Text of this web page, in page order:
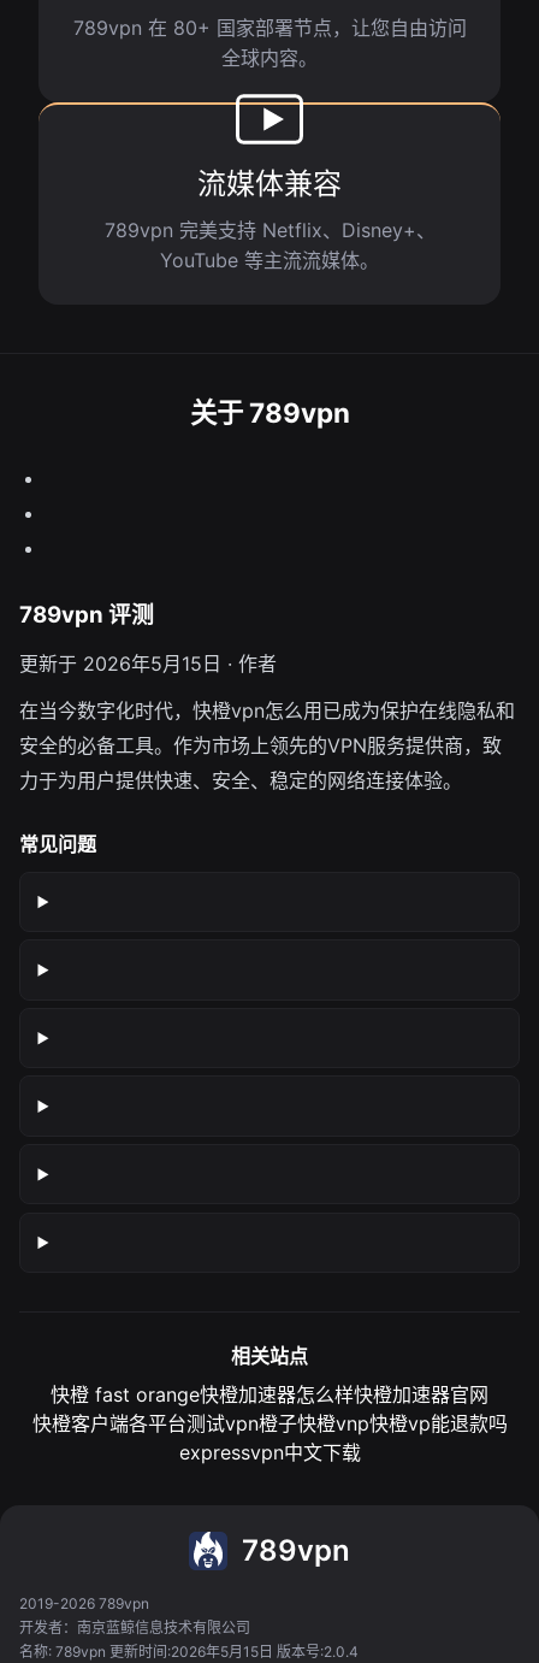
789vpn 在 80+ 国家部署节点，让您自由访问
全球内容。
流媒体兼容
789vpn 完美支持 Netflix、Disney+、
YouTube 等主流流媒体。
关于 789vpn
789vpn 评测
更新于 2026年5月15日 · 作者
在当今数字化时代，快橙vpn怎么用已成为保护在线隐私和
安全的必备工具。作为市场上领先的VPN服务提供商，致
力于为用户提供快速、安全、稳定的网络连接体验。
常见问题
相关站点
快橙 fast orange快橙加速器怎么样快橙加速器官网
快橙客户端各平台测试vpn橙子快橙vnp快橙vp能退款吗
expressvpn中文下载
789vpn
2019-2026 789vpn
开发者：南京蓝鲸信息技术有限公司
名称: 789vpn 更新时间:2026年5月15日 版本号:2.0.4